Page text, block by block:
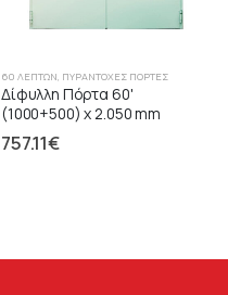
60 ΛΕΠΤΏΝ ΠΥΡΆΝΤΟΧΕΣ ΠΌΡΤΕΣ
Δίφυλλη Πόρτα 60'
(1000+500) x 2.050 mm
757.11€